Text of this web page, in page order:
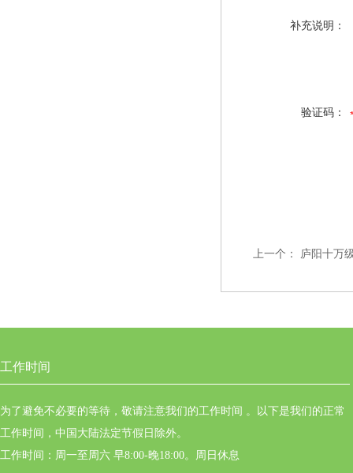
补充说明：
验证码：
上一个： 庐阳十万
工作时间
为了避免不必要的等待，敬请注意我们的工作时间 。以下是我们的正常
工作时间，中国大陆法定节假日除外。
工作时间：周一至周六 早8:00-晚18:00。周日休息